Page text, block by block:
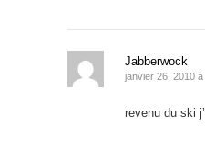
Jabberwock
janvier 26, 2010
revenu du ski